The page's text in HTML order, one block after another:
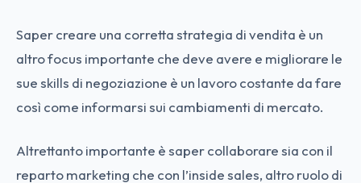
Saper creare una corretta strategia di vendita è un
altro focus importante che deve avere e migliorare le
sue skills di negoziazione è un lavoro costante da fare
così come informarsi sui cambiamenti di mercato.
Altrettanto importante è saper collaborare sia con il
reparto marketing che con l’inside sales, altro ruolo di